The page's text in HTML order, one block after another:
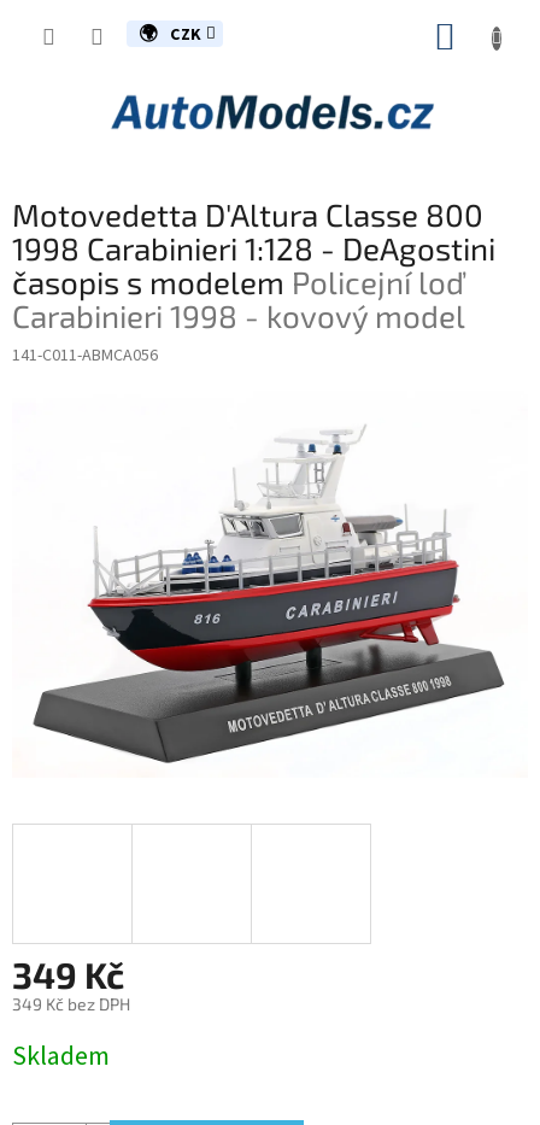
CZK
Motovedetta D'Altura Classe 800
1998 Carabinieri 1:128 - DeAgostini
časopis s modelem Policejní loď
Carabinieri 1998 - kovový model
141-C011-ABMCA056
349 Kč
349 Kč bez DPH
cena:
Skladem